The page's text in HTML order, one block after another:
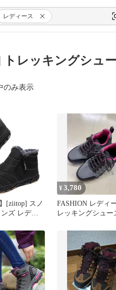
レディース
トレッキングシュ
のみ表示
[ziitop] スノ
ズ レディ
ィンターブ
ングシュー
毛 防寒ブ
冬シューズ
靴 雪靴 保温
¥3,780
FASHION レディ
レッキングシュー